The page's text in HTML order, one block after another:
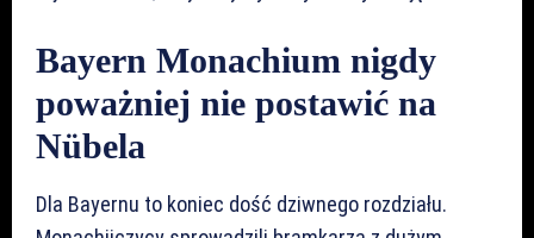
Bayern Monachium nigdy
poważniej nie postawić na
Nübela
Dla Bayernu to koniec dość dziwnego rozdziału.